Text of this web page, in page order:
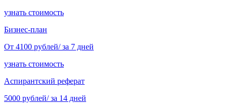
узнать стоимость
Бизнес-план
От 4100 рублей/ за 7 дней
узнать стоимость
Аспирантский реферат
5000 рублей/ за 14 дней